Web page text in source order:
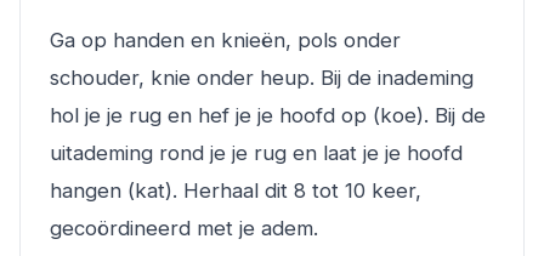
Ga op handen en knieën, pols onder
schouder, knie onder heup. Bij de inademing
hol je je rug en hef je je hoofd op (koe). Bij de
uitademing rond je je rug en laat je je hoofd
hangen (kat). Herhaal dit 8 tot 10 keer,
gecoördineerd met je adem.